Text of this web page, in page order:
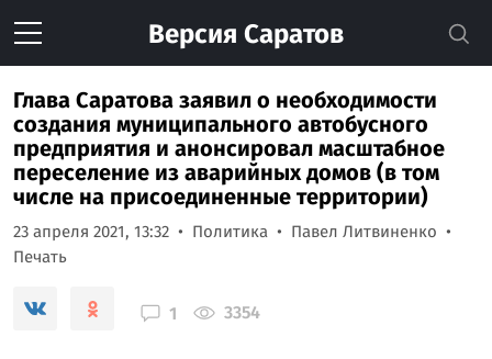
Версия Саратов
Глава Саратова заявил о необходимости
создания муниципального автобусного
предприятия и анонсировал масштабное
переселение из аварийных домов (в том
числе на присоединенные территории)
23 апреля 2021, 13:32 Политика
Павел Литвиненко
Печать
1 3354